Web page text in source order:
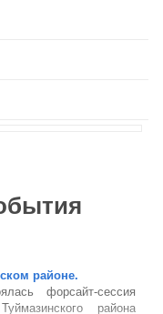
районе.
форсайт-сессия
района